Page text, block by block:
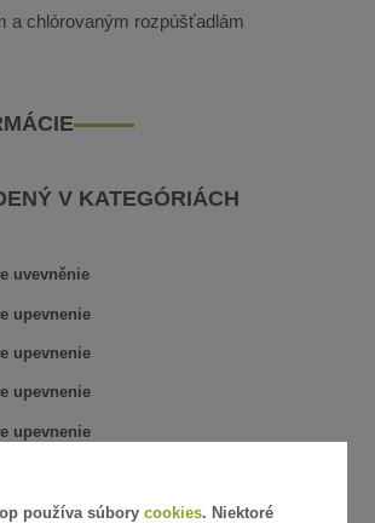
a chlórovaným rozpúšťadlám
V KATEGÓRIÁCH
uvevněnie
upevnenie
upevnenie
upevnenie
upevnenie
používa súbory cookies. Niektoré